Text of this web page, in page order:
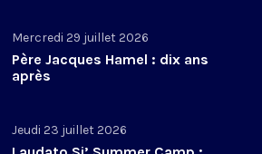
Mercredi 29 juillet 2026
Père Jacques Hamel : dix ans
après
Jeudi 23 juillet 2026